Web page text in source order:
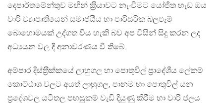
දෙපාර්තමේන්තුව මඟින් ක‍්‍රියාවට නැංවීමට යෝජිත හැඩ ඔය
වාරි ව්‍යාපෘතියෙන් සමාජයීය හා පාරිසරික බලපෑම්
බොහොමයක් උද්ගත විය හැකි බව අප විසින් සිදු කරන ලද
අධ්‍යයන වල දී අනාවරණය වී තිබේ.
අම්පාර දිස්ත‍්‍රීක්කයේ ලාහුගල හා පොතුවිල් ප‍්‍රාදේශීය ලේකම්
කොට්ඨාශ වලට අයත් ලාහුගල, පානම හා පොතුවිල් යන
ප‍්‍රදේශවල යටිතල පහසුකම් වැඩි දියුණු කිරීම හා වාරි ජලය